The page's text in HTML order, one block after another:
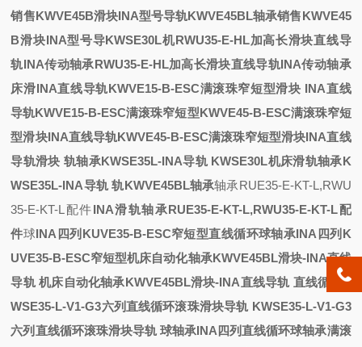
销售KWVE45B滑块INA型号导轨KWVE45BL轴承销售KWVE45
B滑块INA型号导KWSE30L机RWU35-E-HL加高长滑块直线导
轨INA传动轴承RWU35-E-HL加高长滑块直线导轨INA传动轴承
床滑INA直线导轨KWVE15-B-ESC满滚珠窄短型滑块 INA直线
导轨KWVE15-B-ESC满滚珠窄短型KWVE45-B-ESC满滚珠窄短
型滑块INA直线导轨KWVE45-B-ESC满滚珠窄短型滑块INA直线
导轨滑块 轨轴承KWSE35L-INA导轨 KWSE30L机床滑轨轴承K
WSE35L-INA导轨 轨KWVE45BL轴承轴承RUE35-E-KT-L,RWU
35-E-KT-L配件INA滑轨轴承RUE35-E-KT-L,RWU35-E-KT-L配
件球INA四列KUVE35-B-ESC窄短型直线循环球轴承INA四列K
UVE35-B-ESC窄短型机床自动化轴承KWVE45BL滑块-INA直线
导轨 机床自动化轴承KWVE45BL滑块-INA直线导轨 直线循环K
WSE35-L-V1-G3六列直线循环滚珠滑块导轨 KWSE35-L-V1-G3
六列直线循环滚珠滑块导轨球轴承INA四列直线循环球轴承满滚